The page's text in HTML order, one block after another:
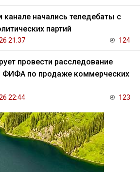
начались теледебаты с
партий
21:37 124
провести расследование
ФИФА по продаже коммерческих
22:44 123